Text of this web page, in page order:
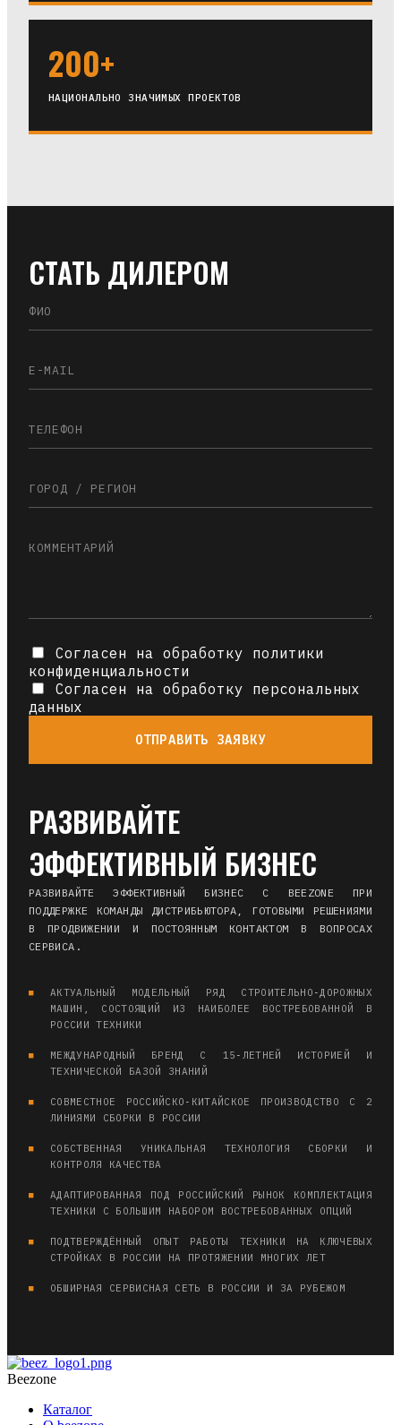
200+
НАЦИОНАЛЬНО ЗНАЧИМЫХ ПРОЕКТОВ
СТАТЬ ДИЛЕРОМ
Согласен на обработку политики
конфиденциальности
Согласен на обработку персональных
данных
ОТПРАВИТЬ ЗАЯВКУ
РАЗВИВАЙТЕ
ЭФФЕКТИВНЫЙ БИЗНЕС
РАЗВИВАЙТЕ ЭФФЕКТИВНЫЙ БИЗНЕС С BEEZONE ПРИ
ПОДДЕРЖКЕ КОМАНДЫ ДИСТРИБЬЮТОРА, ГОТОВЫМИ РЕШЕНИЯМИ
В ПРОДВИЖЕНИИ И ПОСТОЯННЫМ КОНТАКТОМ В ВОПРОСАХ
СЕРВИСА.
АКТУАЛЬНЫЙ МОДЕЛЬНЫЙ РЯД СТРОИТЕЛЬНО‑ДОРОЖНЫХ
МАШИН, СОСТОЯЩИЙ ИЗ НАИБОЛЕЕ ВОСТРЕБОВАННОЙ В
РОССИИ ТЕХНИКИ
МЕЖДУНАРОДНЫЙ БРЕНД С 15‑ЛЕТНЕЙ ИСТОРИЕЙ И
ТЕХНИЧЕСКОЙ БАЗОЙ ЗНАНИЙ
СОВМЕСТНОЕ РОССИЙСКО‑КИТАЙСКОЕ ПРОИЗВОДСТВО С 2
ЛИНИЯМИ СБОРКИ В РОССИИ
СОБСТВЕННАЯ УНИКАЛЬНАЯ ТЕХНОЛОГИЯ СБОРКИ И
КОНТРОЛЯ КАЧЕСТВА
АДАПТИРОВАННАЯ ПОД РОССИЙСКИЙ РЫНОК КОМПЛЕКТАЦИЯ
ТЕХНИКИ С БОЛЬШИМ НАБОРОМ ВОСТРЕБОВАННЫХ ОПЦИЙ
ПОДТВЕРЖДЁННЫЙ ОПЫТ РАБОТЫ ТЕХНИКИ НА КЛЮЧЕВЫХ
СТРОЙКАХ В РОССИИ НА ПРОТЯЖЕНИИ МНОГИХ ЛЕТ
ОБШИРНАЯ СЕРВИСНАЯ СЕТЬ В РОССИИ И ЗА РУБЕЖОМ
Beezone
Каталог